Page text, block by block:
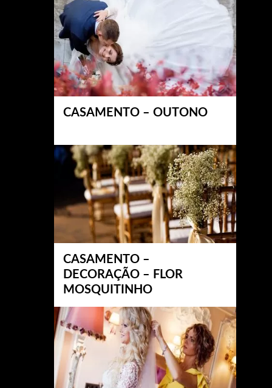
CASAMENTO – OUTONO
CASAMENTO –
DECORAÇÃO – FLOR
MOSQUITINHO